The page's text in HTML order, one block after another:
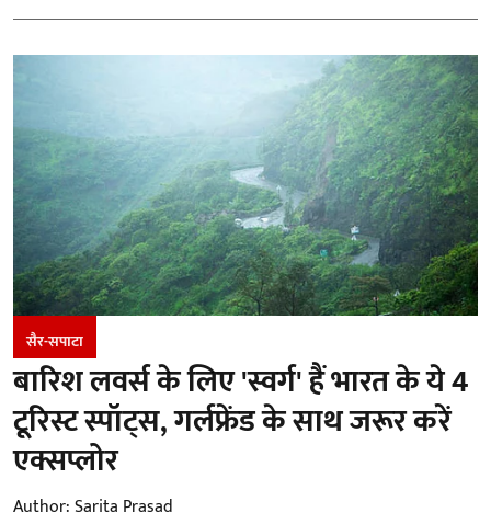
सैर-सपाटा
बारिश लवर्स के लिए 'स्वर्ग' हैं भारत के ये 4
टूरिस्ट स्पॉट्स, गर्लफ्रेंड के साथ जरूर करें
एक्सप्लोर
Author:Sarita Prasad